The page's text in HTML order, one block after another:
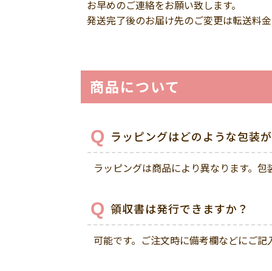
お早めのご連絡をお願い致します。
発送完了後のお届け先のご変更は転送料
商品について
ラッピングはどのような包装
ラッピングは商品により異なります。
領収書は発行できますか？
可能です。ご注文時に備考欄などにご記